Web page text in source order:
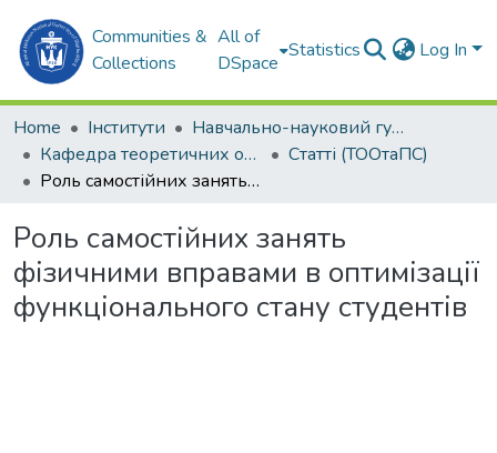
Communities &
Collections
All of
DSpace
Statistics Log In
Home Інститути
Навчально-науковий гуманітарний інститут (ННГІ)
Кафедра теоретичних основ олімпійського та професійного спорту (ТООтаПС)
Статті (ТООтаПС)
Роль самостійних занять фізичними вправами в оптимізації функціонального стану студентів
Роль самостійних занять
фізичними вправами в оптимізації
функціонального стану студентів